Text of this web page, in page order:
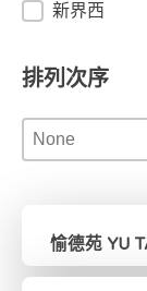
新界西
排列次序
排列次序
排列次序
排列次序
愉德苑 YU